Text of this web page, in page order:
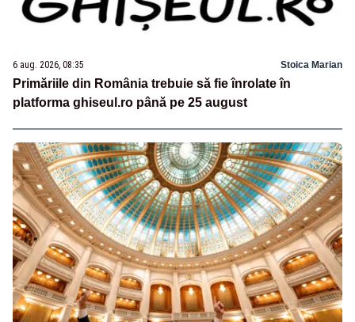
6 aug. 2026, 08:35 Stoica Marian
Primăriile din România trebuie să fie înrolate în
platforma ghiseul.ro până pe 25 august